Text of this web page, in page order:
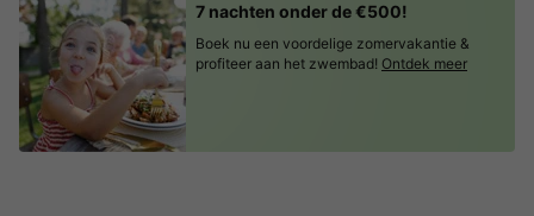
7 nachten onder de €500!
Boek nu een voordelige zomervakantie &
profiteer aan het zwembad! Ontdek meer